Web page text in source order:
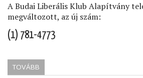
A Budai Liberális Klub Alapítvány
megváltozott, az új szám:
(1) 781-4773
TOVÁBB